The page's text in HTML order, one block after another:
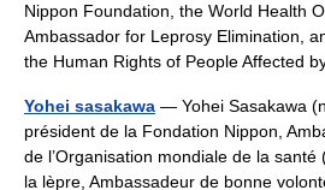
Nippon Foundation, the World Health
Ambassador for Leprosy Elimination,
the Human Rights of People
Yohei sasakawa — Yohei Sasakawa
président de la Fondation Nippon,
de l’Organisation mondiale de la santé
la lèpre, Ambassadeur de bonne